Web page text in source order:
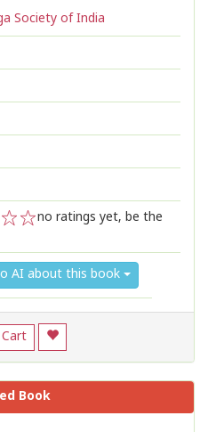
Society of India
no ratings yet, be the
AI about this book
Book